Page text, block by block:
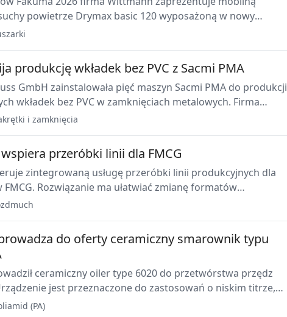
powietrze Drymax basic 120 wyposażoną w nowy
TFT LCD o przekątnej 3,5 cala. Zmiana ta ma na celu
produkcję wkładek bez PVC z Sacmi PMA
GmbH zainstalowała pięć maszyn Sacmi PMA do produkcji
wkładek bez PVC w zamknięciach metalowych. Firma
dotyczące jakości wkładek, bezpieczeństwa
i zamknięcia
przeróbki linii dla FMCG
zintegrowaną usługę przeróbki linii produkcyjnych dla
Rozwiązanie ma ułatwiać zmianę formatów
przestoje i wspierać optymalizację istniejącego
do oferty ceramiczny smarownik typu
ceramiczny oiler type 6020 do przetwórstwa przędz
jest przeznaczone do zastosowań o niskim titrze,
i oferowane także jako rozwiązanie retrofitowe.
(PA)